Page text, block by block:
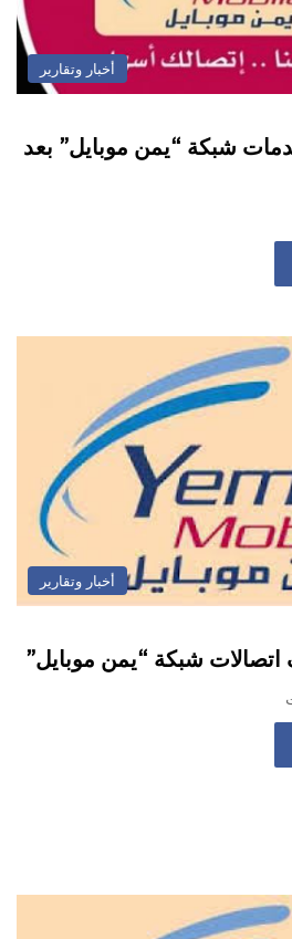
أخبار وتقارير
شبكة “يمن موبايل” بعد
أخبار وتقارير
شبكة “يمن موبايل”